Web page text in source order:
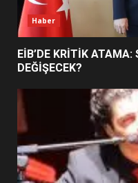
YENİ
Haber
EİB’DE KRİTİK ATAMA:
DEĞİŞECEK?